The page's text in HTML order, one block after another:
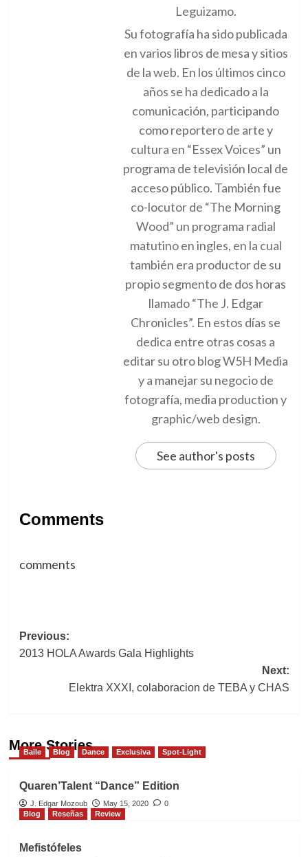
Leguizamo.
Su fotografía ha sido publicada
en varios libros de mesa y sitios
de la web. En los últimos cinco
años se ha dedicado a la
comunicación, participando
como reportero de arte y
cultura en “Essex Voices” un
programa de televisión local de
acceso público. También fue
co-locutor de “The Morning
Wood” un programa radial
matutino en ingles, en la cual
también era productor de su
propio segmento de dos horas
llamado “The J. Edgar
Chronicles”. En estos días se
dedica entre otras cosas a
editar su otro blog W5H Media
y a manejar su negocio de
fotografía, media production y
graphic/web design.
See author's posts
Comments
comments
Post
navigation
Previous:
2013 HOLA Awards Gala Highlights
Next:
Elektra XXXI, colaboracion de TEBA y CHAS
More Stories
Baile Blog Dance Exclusiva Spot-Light
Quaren’Talent “Dance” Edition
J. Edgar Mozoub May 15, 2020
0
Blog
Reseñas Review
Mefistófeles